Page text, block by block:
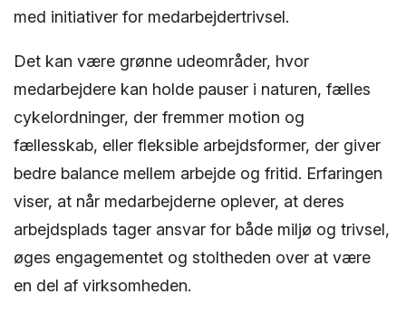
med initiativer for medarbejdertrivsel.
Det kan være grønne udeområder, hvor
medarbejdere kan holde pauser i naturen, fælles
cykelordninger, der fremmer motion og
fællesskab, eller fleksible arbejdsformer, der giver
bedre balance mellem arbejde og fritid. Erfaringen
viser, at når medarbejderne oplever, at deres
arbejdsplads tager ansvar for både miljø og trivsel,
øges engagementet og stoltheden over at være
en del af virksomheden.